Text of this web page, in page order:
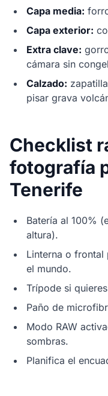
Capa media:
Capa exterior:
Extra clave:
cámara sin
Calzado:
pisar grava
Checklist
fotografía
Tenerife
Batería al 100%
altura).
Linterna o frontal
el mundo.
Trípode si
Paño de
Modo RAW
sombras.
Planifica el